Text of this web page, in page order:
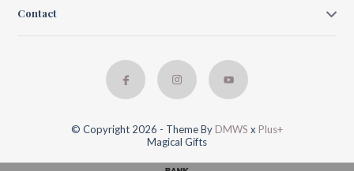
Contact
© Copyright 2026 - Theme By DMWS x Plus+
Magical Gifts